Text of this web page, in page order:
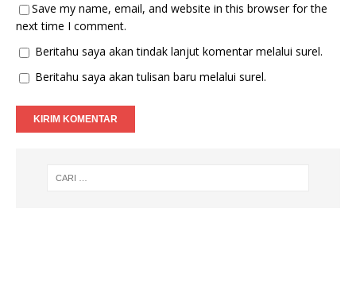
Save my name, email, and website in this browser for the
next time I comment.
Beritahu saya akan tindak lanjut komentar melalui surel.
Beritahu saya akan tulisan baru melalui surel.